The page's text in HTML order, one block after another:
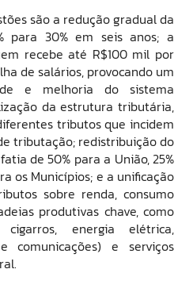
são a redução gradual da
para 30% em seis anos; a
recebe até R$100 mil por
de salários, provocando um
e melhoria do sistema
da estrutura tributária,
tributos que incidem
tributação; redistribuição do
de 50% para a União, 25%
os Municípios; e a unificação
sobre renda, consumo
produtivas chave, como
cigarros, energia elétrica,
comunicações) e serviços